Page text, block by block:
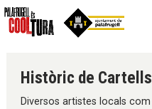
Històric de Cartells
Diversos artistes locals